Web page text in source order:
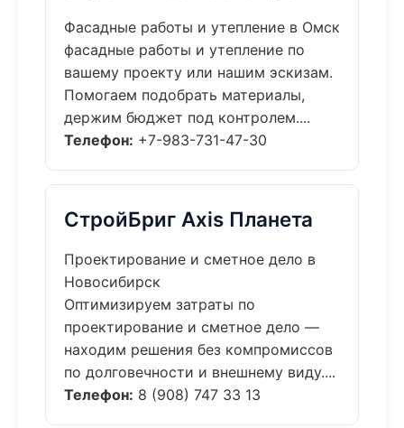
Фасадные работы и утепление в Омск
фасадные работы и утепление по
вашему проекту или нашим эскизам.
Помогаем подобрать материалы,
держим бюджет под контролем....
Телефон: +7-983-731-47-30
СтройБриг Axis Планета
Проектирование и сметное дело в
Новосибирск
Оптимизируем затраты по
проектирование и сметное дело —
находим решения без компромиссов
по долговечности и внешнему виду....
Телефон: 8 (908) 747 33 13